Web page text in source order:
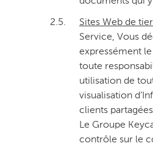
2.5. Sites Web de
Service, Vous
expressément
toute
utilisation de
visualisation
clients
Le Groupe
contrôle sur le